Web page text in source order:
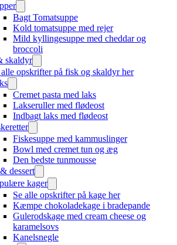
Bagt Tomatsuppe
Kold tomatsuppe med rejer
Mild kyllingesuppe med cheddar og
broccoli
skaldyr
alle opskrifter på fisk og skaldyr her
Cremet pasta med laks
Lakseruller med flødeost
Indbagt laks med flødeost
Fiskesuppe med kammuslinger
Bowl med cremet tun og æg
Den bedste tunmousse
dessert
kager
Se alle opskrifter på kage her
Kæmpe chokoladekage i bradepande
Gulerodskage med cream cheese og
karamelsovs
Kanelsnegle